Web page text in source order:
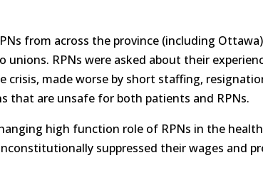
from across the province (including
unions. RPNs were asked about their
crisis, made worse by short staffing,
that are unsafe for both patients and RPNs.
high function role of RPNs in the
suppressed their wages and